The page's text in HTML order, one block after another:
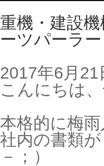
重機・建設
ーツパーラー
2017年6月
こんにちは
本格的に梅
社内の書類
－；）